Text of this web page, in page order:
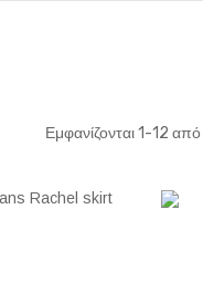
Εμφανίζονται1-12 από